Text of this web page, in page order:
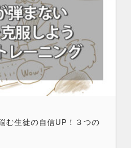
む生徒の自信UP！３つの